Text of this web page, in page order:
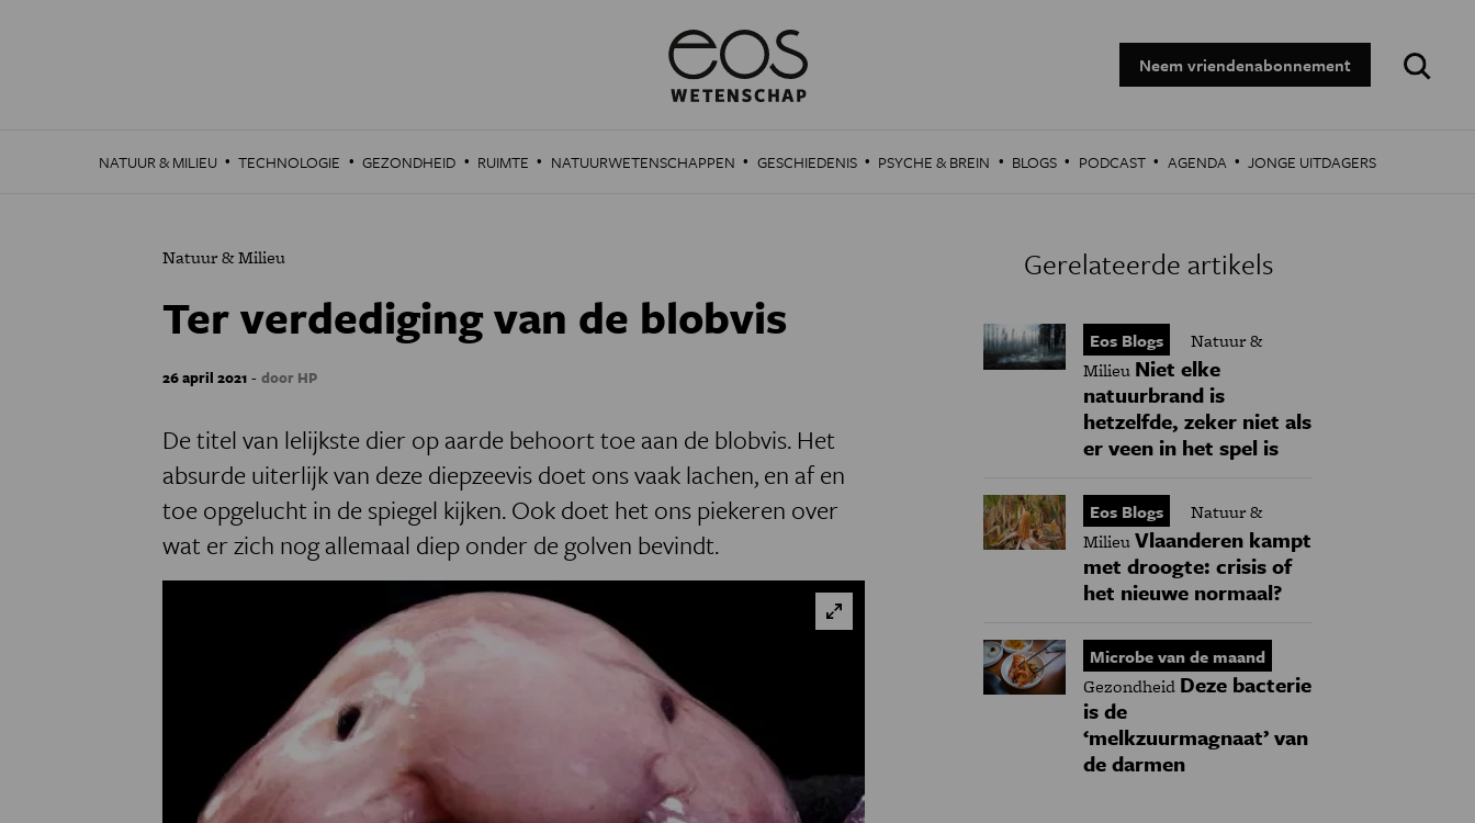
Neem vriendenabonnement
Zoeken:
NATUUR & MILIEU · TECHNOLOGIE · GEZONDHEID · RUIMTE · NATUURWETENSCHAPPEN · GESCHIEDENIS · PSYCHE & BREIN · BLOGS · PODCAST · AGENDA · JONGE UITDAGERS
Natuur & Milieu
Ter verdediging van de blobvis
26 april 2021 - door HP
De titel van lelijkste dier op aarde behoort toe aan de blobvis. Het
absurde uiterlijk van deze diepzeevis doet ons vaak lachen, en af en
toe opgelucht in de spiegel kijken. Ook doet het ons piekeren over
wat er zich nog allemaal diep onder de golven bevindt.
Gerelateerde artikels
Eos Blogs
Natuur &
Milieu Niet elke
natuurbrand is
hetzelfde, zeker niet als
er veen in het spel is
Eos Blogs
Natuur &
MilieuVlaanderen kampt
met droogte: crisis of
het nieuwe normaal?
Microbe van de maand
Gezondheid Deze bacterie
is de
‘melkzuurmagnaat’ van
de darmen